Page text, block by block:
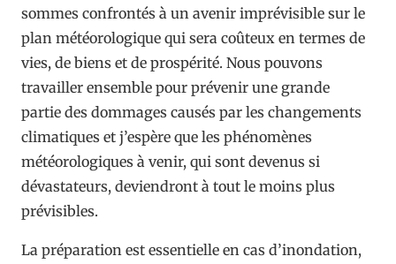
sommes confrontés à un avenir imprévisible sur le
plan météorologique qui sera coûteux en termes de
vies, de biens et de prospérité. Nous pouvons
travailler ensemble pour prévenir une grande
partie des dommages causés par les changements
climatiques et j’espère que les phénomènes
météorologiques à venir, qui sont devenus si
dévastateurs, deviendront à tout le moins plus
prévisibles.
La préparation est essentielle en cas d’inondation,